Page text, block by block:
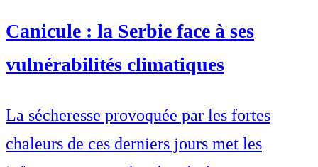
Canicule : la Serbie face à ses
vulnérabilités climatiques
La sécheresse provoquée par les fortes
chaleurs de ces derniers jours met les